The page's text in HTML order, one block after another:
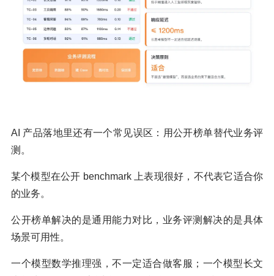
AI 产品落地里还有一个常见误区：用公开榜单替代业务评
测。
某个模型在公开 benchmark 上表现很好，不代表它适合你
的业务。
公开榜单解决的是通用能力对比，业务评测解决的是具体
场景可用性。
一个模型数学推理强，不一定适合做客服；一个模型长文